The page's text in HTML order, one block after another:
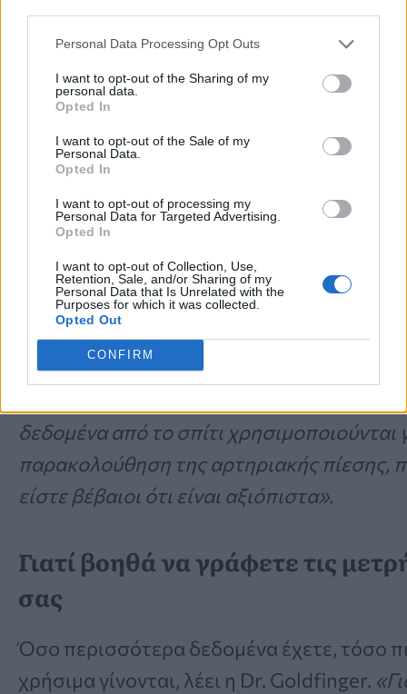
Personal Data Processing Opt Outs
I want to opt-out of the Sharing of my
personal data.
Opted In
I want to opt-out of the Sale of my
Personal Data.
Opted In
I want to opt-out of processing my
Personal Data for Targeted Advertising.
Opted In
I want to opt-out of Collection, Use,
Retention, Sale, and/or Sharing of my
Personal Data that Is Unrelated with the
Purposes for which it was collected.
Opted Out
CONFIRM
χρειάζεστε, μπορεί να έχετεψευδώς
μετρήσεις».
Ανεξάρτητα από το αν χρησιμοποιείτε
καρπού ή βραχίονα, βεβαιωθείτε ότι το
ελέγξει σε σύγκριση με μετρήσεις
είναι εύκολο», διαβεβαιώνει η Dr. Klodas.
«Απλώςφέρτε το πιεσόμετρό σας στο
ραντεβούκαι ζητήστε από τον ιατρό ή τον
νοσηλευτή να μετρήσει τηνπίεσήσας
δικό σαςόσοκαι με το πιεσόμετρο του
δεδομένα από το σπίτι χρησιμοποιούνται
παρακολούθηση της αρτηριακής πίεσης,
είστε βέβαιοι ότι είναι αξιόπιστα».
Γιατί βοηθά να γράφετε τις
σας
Όσο περισσότερα δεδομένα έχετε, τόσο
χρήσιμα γίνονται, λέει η Dr. Goldfinger.